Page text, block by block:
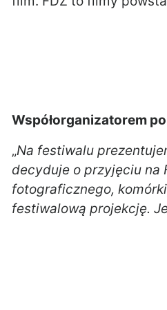
Współorganizatorem
„Na festiwalu
decyduje o przyjęciu na
fotograficznego,
festiwalową projekcję.